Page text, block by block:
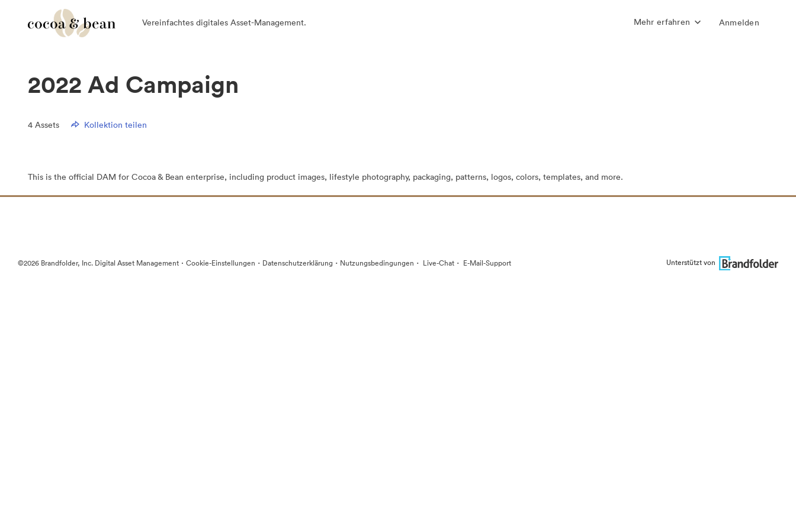
Vereinfachtes digitales Asset-Management. Mehr erfahren Anmelden
2022 Ad Campaign
4 Assets Kollektion teilen
This is the official DAM for Cocoa & Bean enterprise, including product images, lifestyle photography, packaging, patterns, logos, colors, templates, and more.
©2026 Brandfolder, Inc. Digital Asset Management · Cookie-Einstellungen · Datenschutzerklärung · Nutzungsbedingungen · Live-Chat · E-Mail-Support Unterstützt von